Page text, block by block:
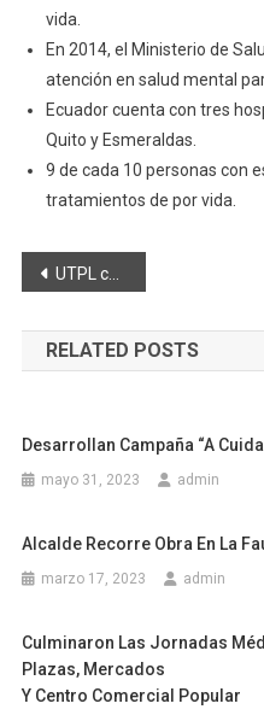
vida.
En 2014, el Ministerio de
atención en salud mental
Ecuador cuenta con tres
Quito y Esmeraldas.
9 de cada 10 personas con
tratamientos de por vida.
Navegación
de
entradas
UTPL celebra 45 años de su Modalidad Abierta y a Distancia
RELATED POSTS
Desarrollan Campaña “A
mayo 31, 2023 admin
Alcalde Recorre Obra En La
marzo 17, 2023 admin
Culminaron Las Jornadas
Plazas, Mercados
Y Centro Comercial Popular